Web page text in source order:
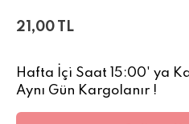
21,00 TL
Hafta İçi Saat 15:00' ya
Aynı Gün Kargolanır !